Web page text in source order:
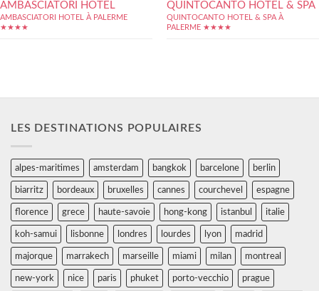
AMBASCIATORI HOTEL
AMBASCIATORI HOTEL À PALERME
★★★★
QUINTOCANTO HOTEL & SPA
QUINTOCANTO HOTEL & SPA À
PALERME ★★★★
LES DESTINATIONS POPULAIRES
alpes-maritimes amsterdam bangkok barcelone berlin
biarritz bordeaux bruxelles cannes courchevel espagne
florence grece haute-savoie hong-kong istanbul italie
koh-samui lisbonne londres lourdes lyon madrid
majorque marrakech marseille miami milan montreal
new-york nice paris phuket porto-vecchio prague